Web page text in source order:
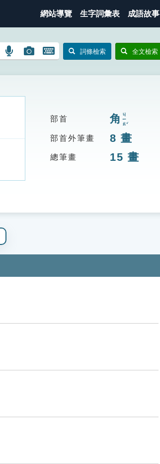
網站導覽 生字詞彙表 成語故事
語
搜
圖
圖
搜
開
鍵
詞條檢索 全文檢索
部首 角 ㄐㄧㄠˇ
部首外筆畫 8 畫
總筆畫 15 畫